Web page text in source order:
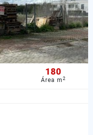
180
Área m2